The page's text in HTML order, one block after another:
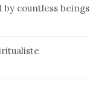
by countless beings